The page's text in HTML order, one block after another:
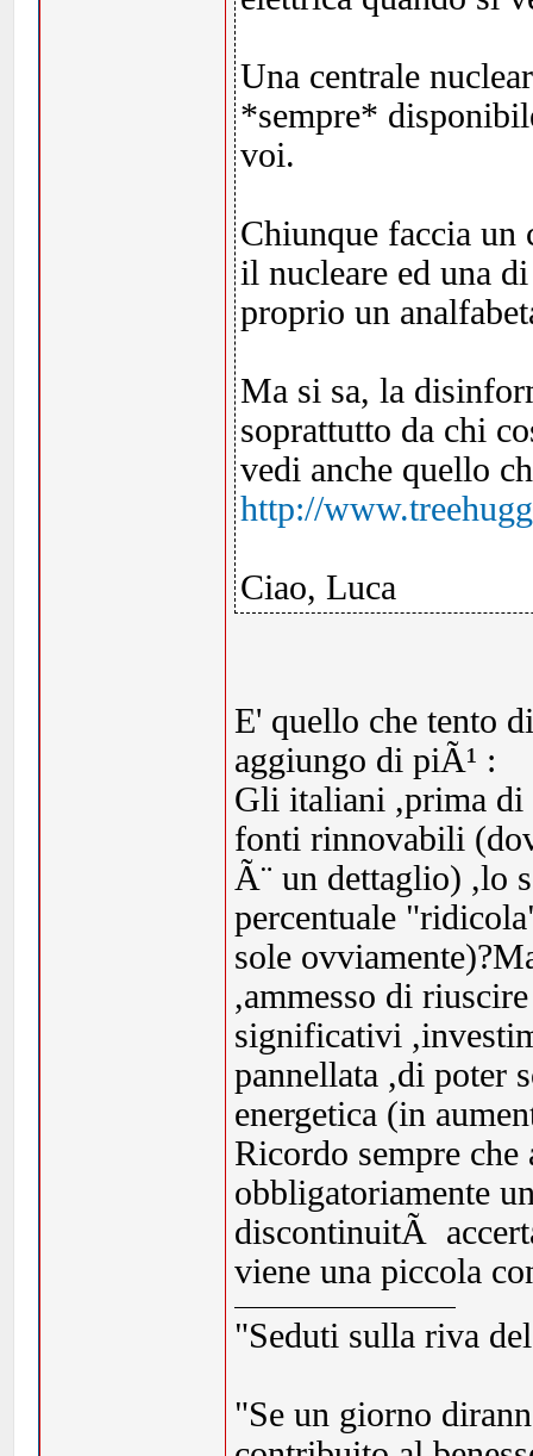
Una centrale
*sempre*
voi.
Chiunque faccia un
il nucleare ed una
proprio un
Ma si sa, la
soprattutto da chi
vedi anche quello
http://
Ciao, Luca
E' quello che tento
aggiungo di piÃ¹ :
Gli italiani ,prima di
fonti rinnovabili
Ã¨ un dettaglio) ,lo
percentuale
sole
,ammesso di
significativi
pannellata ,di poter
energetica (in
Ricordo sempre
obbligatoriamente
discontinuitÃ
viene una piccola
"Seduti sulla riva
"Se un giorno